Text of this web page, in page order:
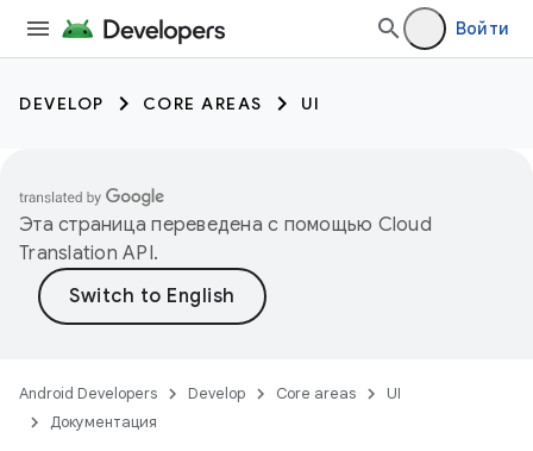
Войти
DEVELOP CORE AREAS UI
Эта страница переведена с помощью Cloud
Translation API.
Android Developers Develop Core areas
UI
Документация